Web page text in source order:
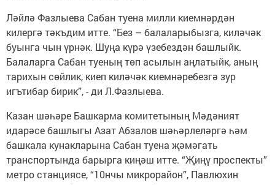
Ләйлә Фазлыева Сабан туена милли киемнәрдән
килергә тәкъдим итте. “Без – балаларыбызга, киләчәк
буынга чын үрнәк. Шуңа күрә үзебездән башлыйк.
Балаларга Сабан туеның төп асылын аңлатыйк, аның
тарихын сөйлик, киеп киләчәк киемнәребезгә зур
игътибар бирик”, - ди Л.Фазлыева.
Казан шәһәре Башкарма комитетының Мәдәният
идарәсе башлыгы Азат Абзалов шәһәрлеләргә һәм
башкала кунакларына Сабан туена җәмәгать
транспортында барырга киңәш итте. “Җиңү проспекты”
метро станциясе, “10нчы микрорайон”, Павлюхин